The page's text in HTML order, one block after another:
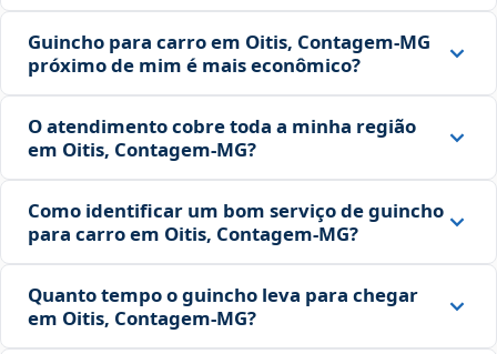
Guincho para carro em Oitis, Contagem‑MG
próximo de mim é mais econômico?
O atendimento cobre toda a minha região
em Oitis, Contagem‑MG?
Como identificar um bom serviço de guincho
para carro em Oitis, Contagem‑MG?
Quanto tempo o guincho leva para chegar
em Oitis, Contagem‑MG?